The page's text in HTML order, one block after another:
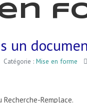
en
un
Catégorie : Mise en forme
Remplace.